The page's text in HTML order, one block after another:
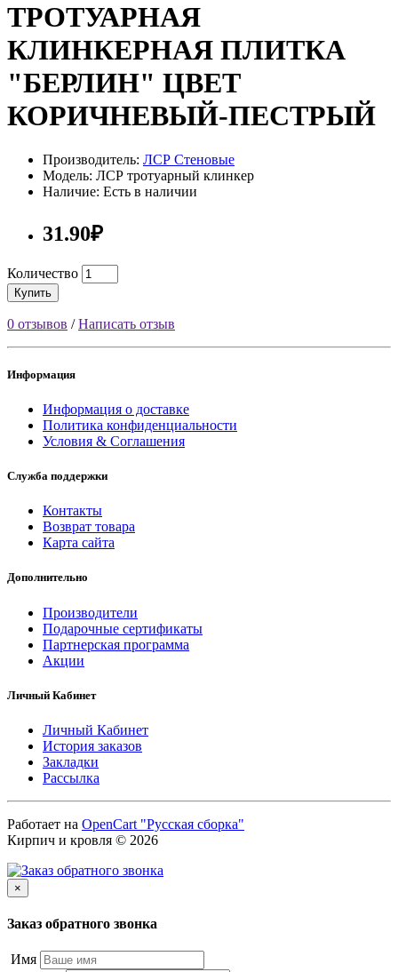
ТРОТУАРНАЯ
КЛИНКЕРНАЯ ПЛИТКА
"БЕРЛИН" ЦВЕТ
КОРИЧНЕВЫЙ-ПЕСТРЫЙ
Производитель: ЛСР Стеновые
Модель: ЛСР тротуарный клинкер
Наличие: Есть в наличии
31.90₽
Количество
Купить
0 отзывов /Написать отзыв
Информация
Информация о доставке
Политика конфиденциальности
Условия & Соглашения
Служба поддержки
Контакты
Возврат товара
Карта сайта
Дополнительно
Производители
Подарочные сертификаты
Партнерская программа
Акции
Личный Кабинет
Личный Кабинет
История заказов
Закладки
Рассылка
Работает на OpenCart "Русская сборка"
Кирпич и кровля © 2026
×
Заказ обратного звонка
Имя